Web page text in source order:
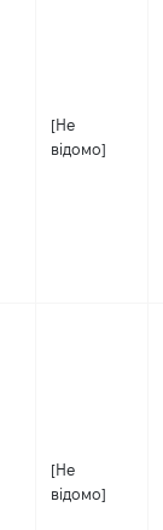
[Не
відомо]
[Не
відомо]